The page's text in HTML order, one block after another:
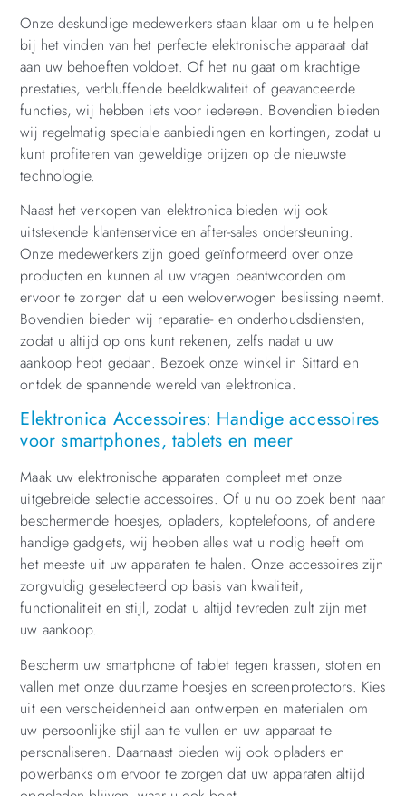
Onze deskundige medewerkers staan klaar om u te helpen
bij het vinden van het perfecte elektronische apparaat dat
aan uw behoeften voldoet. Of het nu gaat om krachtige
prestaties, verbluffende beeldkwaliteit of geavanceerde
functies, wij hebben iets voor iedereen. Bovendien bieden
wij regelmatig speciale aanbiedingen en kortingen, zodat u
kunt profiteren van geweldige prijzen op de nieuwste
technologie.
Naast het verkopen van elektronica bieden wij ook
uitstekende klantenservice en after-sales ondersteuning.
Onze medewerkers zijn goed geïnformeerd over onze
producten en kunnen al uw vragen beantwoorden om
ervoor te zorgen dat u een weloverwogen beslissing neemt.
Bovendien bieden wij reparatie- en onderhoudsdiensten,
zodat u altijd op ons kunt rekenen, zelfs nadat u uw
aankoop hebt gedaan. Bezoek onze winkel in Sittard en
ontdek de spannende wereld van elektronica.
Elektronica Accessoires: Handige accessoires
voor smartphones, tablets en meer
Maak uw elektronische apparaten compleet met onze
uitgebreide selectie accessoires. Of u nu op zoek bent naar
beschermende hoesjes, opladers, koptelefoons, of andere
handige gadgets, wij hebben alles wat u nodig heeft om
het meeste uit uw apparaten te halen. Onze accessoires zijn
zorgvuldig geselecteerd op basis van kwaliteit,
functionaliteit en stijl, zodat u altijd tevreden zult zijn met
uw aankoop.
Bescherm uw smartphone of tablet tegen krassen, stoten en
vallen met onze duurzame hoesjes en screenprotectors. Kies
uit een verscheidenheid aan ontwerpen en materialen om
uw persoonlijke stijl aan te vullen en uw apparaat te
personaliseren. Daarnaast bieden wij ook opladers en
powerbanks om ervoor te zorgen dat uw apparaten altijd